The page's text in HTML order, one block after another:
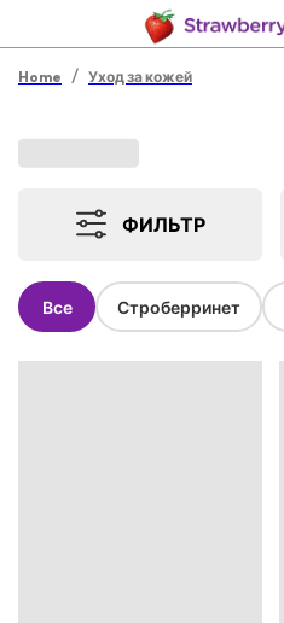
Home / Уход за кожей
ФИЛЬТР
Все Строберринет